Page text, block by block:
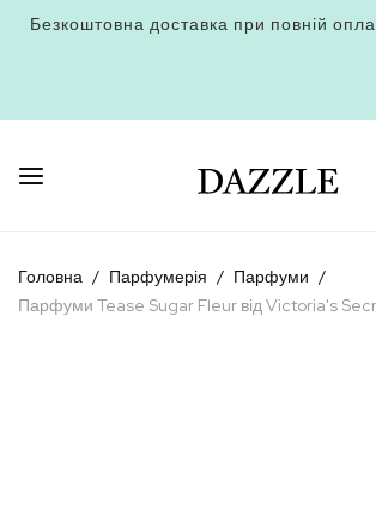
Безкоштовна доставка при повній
to
Content
Головна Парфумерія
Парфуми
Парфуми Tease Sugar Fleur від Victoria's